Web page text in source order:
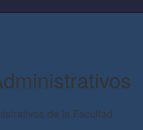
de la Facultad